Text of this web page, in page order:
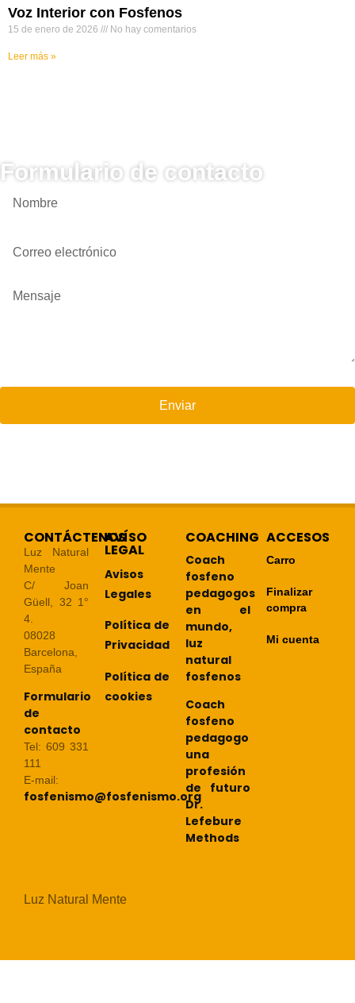
Voz Interior con Fosfenos
15 de enero de 2026 No hay comentarios
Leer más »
Formulario de contacto
Enviar
CONTÁCTENOS
Luz Natural
Mente
C/ Joan
Güell, 32 1°
4.
08028
Barcelona,
España
Formulario
de
contacto
Tel: 609 331
111
E-mail:
fosfenismo@fosfenismo.org
AVÍSO
LEGAL
Avisos
Legales
Política de
Privacidad
Política de
cookies
COACHING
Coach
fosfeno
pedagogos
en el
mundo,
luz
natural
fosfenos
Coach
fosfeno
pedagogo
una
profesión
de futuro
Dr.
Lefebure
Methods
ACCESOS
Carro
Finalizar
compra
Mi cuenta
Luz Natural Mente